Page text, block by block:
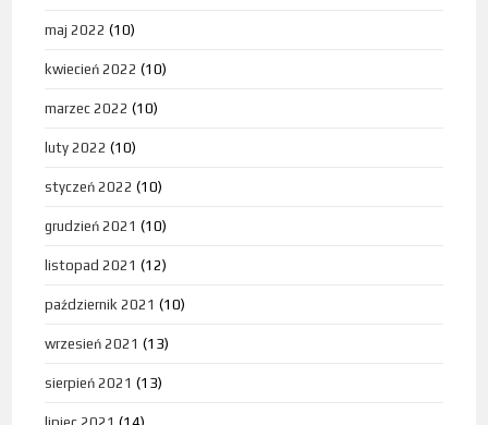
maj 2022 (10)
kwiecień 2022 (10)
marzec 2022 (10)
luty 2022 (10)
styczeń 2022 (10)
grudzień 2021 (10)
listopad 2021 (12)
październik 2021 (10)
wrzesień 2021 (13)
sierpień 2021 (13)